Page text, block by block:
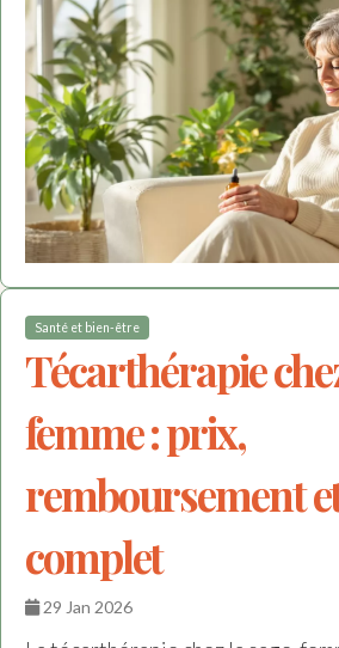
Santé et bien-être
Técarthérapie
femme : prix,
remboursement
complet
29 Jan 2026